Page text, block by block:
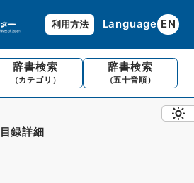
利用方法 Language EN
辞書検索
（カテゴリ）
辞書検索
（五十音順）
目録詳細